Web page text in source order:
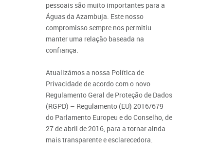
pessoais são muito importantes para a
Águas da Azambuja. Este nosso
compromisso sempre nos permitiu
manter uma relação baseada na
confiança.
Atualizámos a nossa Política de
Privacidade de acordo com o novo
Regulamento Geral de Proteção de Dados
(RGPD) – Regulamento (EU) 2016/679
do Parlamento Europeu e do Conselho, de
27 de abril de 2016, para a tornar ainda
mais transparente e esclarecedora.